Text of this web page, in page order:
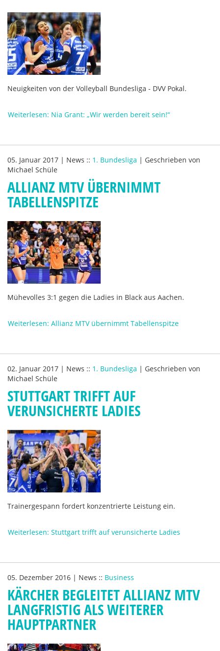
Neuigkeiten von der Volleyball Bundesliga - DVV Pokal.
Weiterlesen: Nia Grant: „Wir werden bereit sein!“
05. Januar 2017 | News :: 1. Bundesliga | Geschrieben von
Michael Schüle
ALLIANZ MTV ÜBERNIMMT
TABELLENSPITZE
Mühevolles 3:1 gegen die Ladies in Black aus Aachen.
Weiterlesen: Allianz MTV übernimmt Tabellenspitze
02. Januar 2017 | News :: 1. Bundesliga | Geschrieben von
Michael Schüle
STUTTGART TRIFFT AUF
VERUNSICHERTE LADIES
Trainergespann fordert konzentrierte Leistung ein.
Weiterlesen: Stuttgart trifft auf verunsicherte Ladies
05. Dezember 2016 | News :: Business
KÄRCHER BEGLEITET ALLIANZ MTV
LANGFRISTIG ALS WEITERER
HAUPTPARTNER